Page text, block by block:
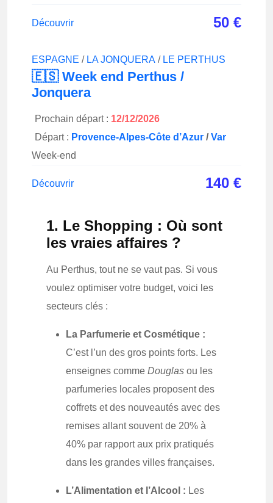
Découvrir 50 €
ESPAGNE / LA JONQUERA / LE PERTHUS
🇪🇸 Week end Perthus /
Jonquera
Prochain départ : 12/12/2026
Départ : Provence-Alpes-Côte d’Azur /Var
Week-end
Découvrir 140 €
1. Le Shopping : Où sont
les vraies affaires ?
Au Perthus, tout ne se vaut pas. Si vous
voulez optimiser votre budget, voici les
secteurs clés :
La Parfumerie et Cosmétique :
C’est l’un des gros points forts. Les
enseignes comme Douglas ou les
parfumeries locales proposent des
coffrets et des nouveautés avec des
remises allant souvent de 20% à
40% par rapport aux prix pratiqués
dans les grandes villes françaises.
L’Alimentation et l’Alcool : Les